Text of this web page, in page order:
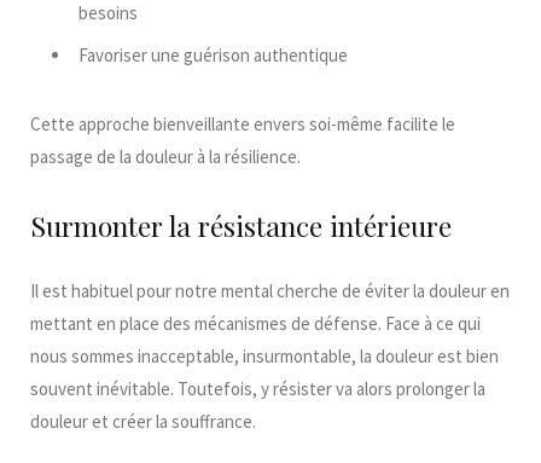
besoins​
Favoriser une guérison authentique​
Cette approche bienveillante envers soi-même facilite le
passage de la douleur à la résilience.​
Surmonter la résistance intérieure
Il est habituel pour notre mental cherche de éviter la douleur en
mettant en place des mécanismes de défense. Face à ce qui
nous sommes inacceptable, insurmontable, la douleur est bien
souvent inévitable. Toutefois, y résister va alors prolonger la
douleur et créer la souffrance.